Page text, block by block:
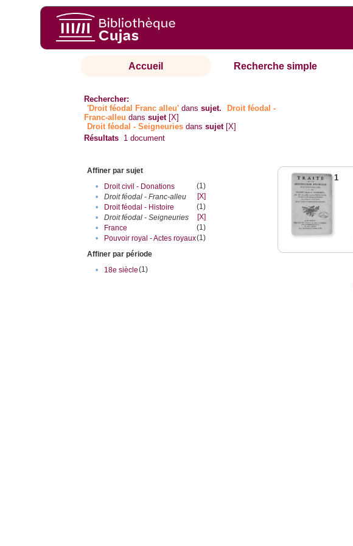
Accueil Recherche simple
Rechercher:
'Droit féodal Franc alleu' danssujet.
Droit féodal -
Franc-alleu‎ danssujet [X]
Droit féodal - Seigneuries danssujet [X]
Résultats 1 document
Affiner par sujet
•
Droit civil - Donations
(1)
•
Droit féodal - Franc-alleu‎
[X]
•
Droit féodal - Histoire
(1)
•
Droit féodal - Seigneuries
[X]
•
France
(1)
•
Pouvoir royal - Actes royaux(1)
Affiner par période
•
18e siècle(1)
1